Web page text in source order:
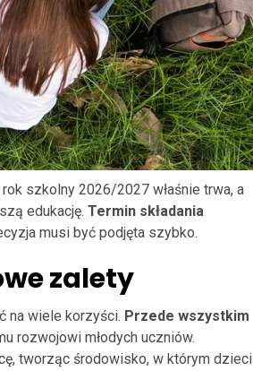
szkolny 2026/2027 właśnie trwa, a
edukację. Termin składania
musi być podjęta szybko.
zalety
na wiele korzyści. Przede wszystkim
rozwojowi młodych uczniów.
tworząc środowisko, w którym dzieci